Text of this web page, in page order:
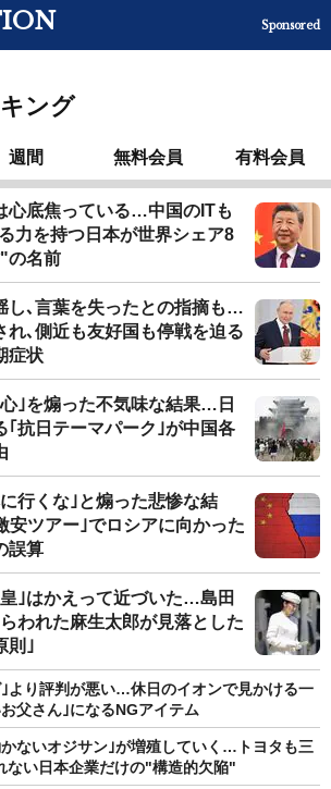
Sponsored
ング
週間 無料会員 有料会員
心底焦っている…中国のITも
力を持つ日本が世界シェア8
の名前
し､言葉を失ったとの指摘も…
れ､側近も友好国も停戦を迫る
症状
｣を煽った不気味な結果…日
｢抗日テーマパーク｣が中国各
行くな｣と煽った悲惨な結
ツアー｣でロシアに向かった
誤算
｣はかえって近づいた…島田
われた麻生太郎が見落とした
則｣
｣より評判が悪い…休日のイオンで見かける一
父さん｣になるNGアイテム
ないオジサン｣が増殖していく…トヨタも三
ない日本企業だけの"構造的欠陥"